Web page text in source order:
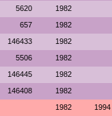
5620 1982
657 1982
146433 1982
5506 1982
146445 1982
146408 1982
1982 1994